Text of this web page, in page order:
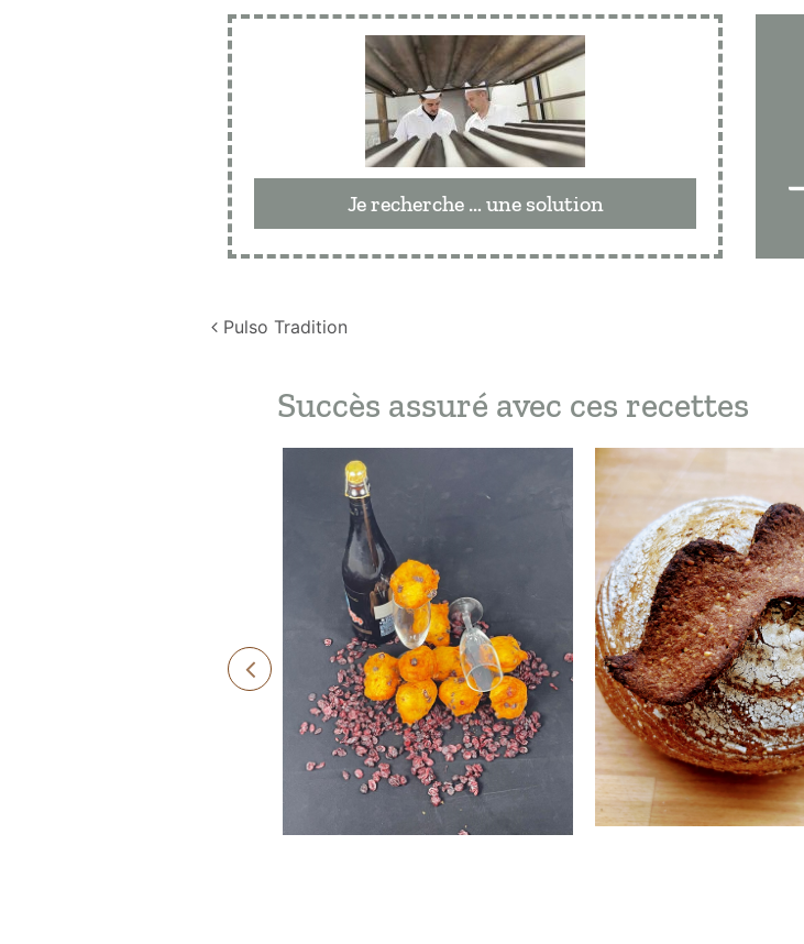
Je recherche … une solution
Navigation
Pulso Tradition
Succès assuré avec ces recettes